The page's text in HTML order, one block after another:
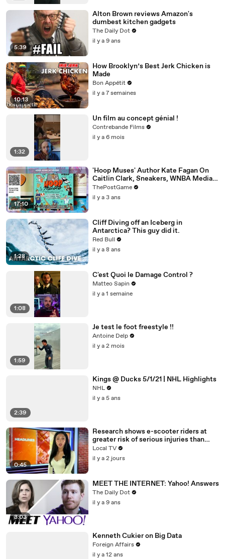
5:39
Alton Brown reviews Amazon's
dumbest kitchen gadgets
The Daily Dot
il y a 9 ans
10:13
How Brooklyn’s Best Jerk Chicken is
Made
Bon Appétit
il y a 7 semaines
1:32
Un film au concept génial !
Contrebande Films
il y a 6 mois
17:10
'Hoop Muses' Author Kate Fagan On
Caitlin Clark, Sneakers, WNBA Media
And Women's Basketball History
ThePostGame
il y a 3 ans
1:28
Cliff Diving off an Iceberg in
Antarctica? This guy did it.
Red Bull
il y a 8 ans
1:08
C'est Quoi le Damage Control ?
Matteo Sapin
il y a 1 semaine
1:59
Je test le foot freestyle !!
Antoine Delp
il y a 2 mois
2:39
Kings @ Ducks 5/1/21 | NHL Highlights
NHL
il y a 5 ans
0:45
Research shows e-scooter riders at
greater risk of serious injuries than
cyclists and motorcyclists
Local TV
il y a 2 jours
3:03
MEET THE INTERNET: Yahoo! Answers
The Daily Dot
il y a 9 ans
Kenneth Cukier on Big Data
Foreign Affairs
il y a 12 ans